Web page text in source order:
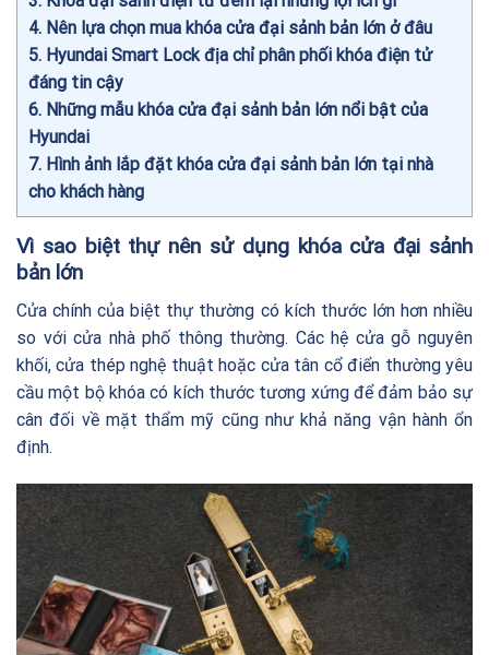
4 Nên lựa chọn mua khóa cửa đại sảnh bản lớn ở đâu
5 Hyundai Smart Lock địa chỉ phân phối khóa điện tử
đáng tin cậy
6 Những mẫu khóa cửa đại sảnh bản lớn nổi bật của
Hyundai
7 Hình ảnh lắp đặt khóa cửa đại sảnh bản lớn tại nhà
cho khách hàng
Vì sao biệt thự nên sử dụng khóa cửa đại sảnh
bản lớn
Cửa chính của biệt thự thường có kích thước lớn hơn nhiều
so với cửa nhà phố thông thường. Các hệ cửa gỗ nguyên
khối, cửa thép nghệ thuật hoặc cửa tân cổ điển thường yêu
cầu một bộ khóa có kích thước tương xứng để đảm bảo sự
cân đối về mặt thẩm mỹ cũng như khả năng vận hành ổn
định.